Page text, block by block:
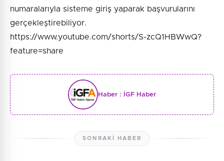
numaralarıyla sisteme giriş yaparak başvurularını
gerçekleştirebiliyor.
https://www.youtube.com/shorts/S-zcQ1HBWwQ?
feature=share
Haber : İGF Haber
SONRAKI HABER